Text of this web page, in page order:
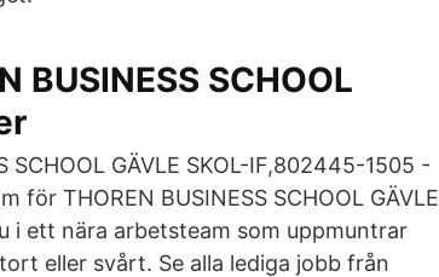
BUSINESS SCHOOL
GÄVLE SKOL-IF,802445-1505 -
för THOREN BUSINESS SCHOOL GÄVLE
i ett nära arbetsteam som uppmuntrar
eller svårt. Se alla lediga jobb från